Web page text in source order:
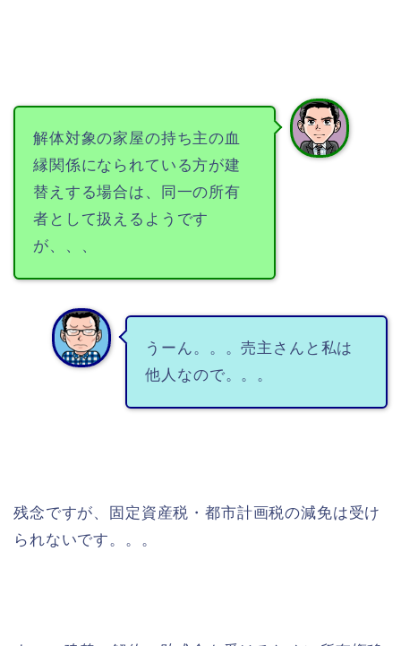
解体対象の家屋の持ち主の血
縁関係になられている方が建
替えする場合は、同一の所有
者として扱えるようです
が、、、
うーん。。。売主さんと私は
他人なので。。。
残念ですが、固定資産税・都市計画税の減免は受け
られないです。。。